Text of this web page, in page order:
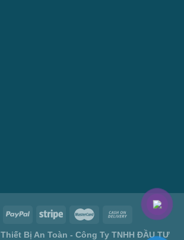
Thiết Bị An Toàn - Công Ty TNHH ĐẦU TƯ